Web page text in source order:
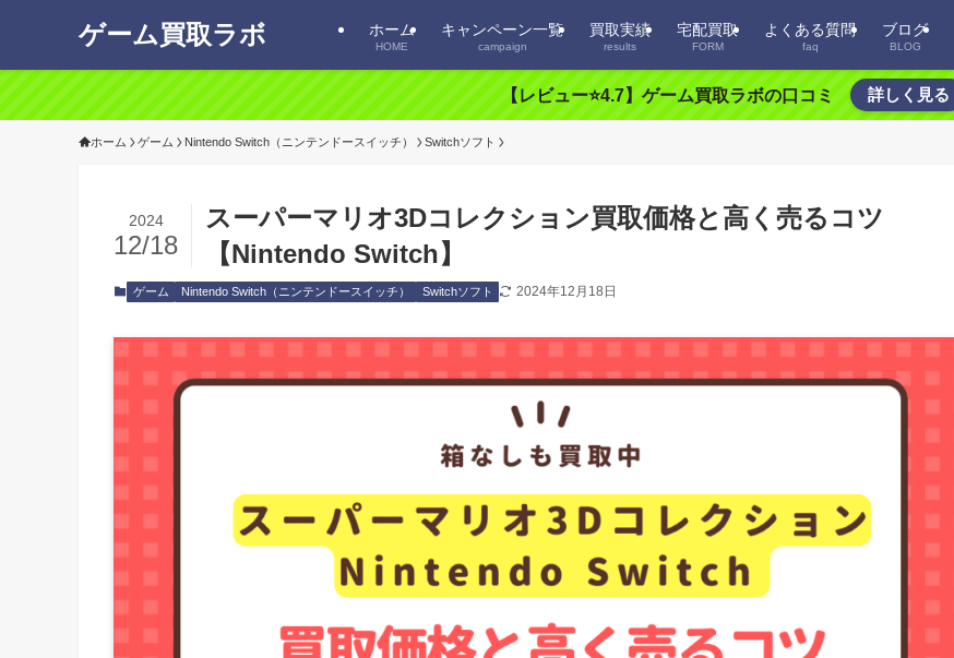
ゲーム買取ラボ ホーム
HOME
キャンペーン一覧
campaign
買取実績
results
宅配買取
FORM
よくある質問
faq
ブログ
BLOG
【レビュー⭐️4.7】ゲーム買取ラボの口コミ 詳しく見る
ホーム ゲーム Nintendo Switch（ニンテンドースイッチ） Switchソフト
スーパーマリオ3Dコレクション買取価格と高く売るコツ
【Nintendo Switch】
2024
12/18
ゲーム Nintendo Switch（ニンテンドースイッチ） Switchソフト 2024年12月18日